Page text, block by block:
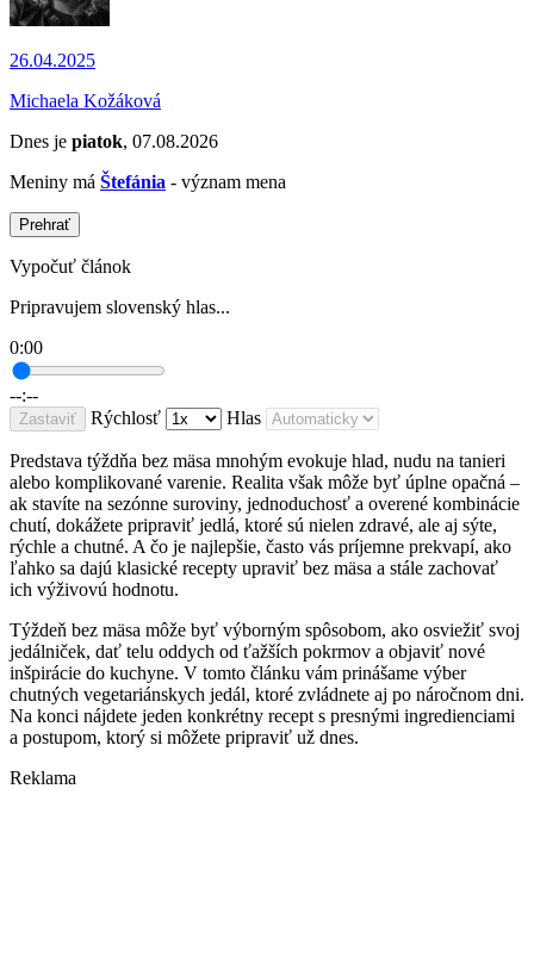
26.04.2025
Michaela Kožáková
Dnes je piatok, 07.08.2026
Meniny má Štefánia - význam mena
Prehrať
Vypočuť článok
Pripravujem slovenský hlas...
0:00
--:--
Zastaviť Rýchlosť Hlas
Predstava týždňa bez mäsa mnohým evokuje hlad, nudu na tanieri
alebo komplikované varenie. Realita však môže byť úplne opačná –
ak stavíte na sezónne suroviny, jednoduchosť a overené kombinácie
chutí, dokážete pripraviť jedlá, ktoré sú nielen zdravé, ale aj sýte,
rýchle a chutné. A čo je najlepšie, často vás príjemne prekvapí, ako
ľahko sa dajú klasické recepty upraviť bez mäsa a stále zachovať
ich výživovú hodnotu.
Týždeň bez mäsa môže byť výborným spôsobom, ako osviežiť svoj
jedálniček, dať telu oddych od ťažších pokrmov a objaviť nové
inšpirácie do kuchyne. V tomto článku vám prinášame výber
chutných vegetariánskych jedál, ktoré zvládnete aj po náročnom dni.
Na konci nájdete jeden konkrétny recept s presnými ingredienciami
a postupom, ktorý si môžete pripraviť už dnes.
Reklama